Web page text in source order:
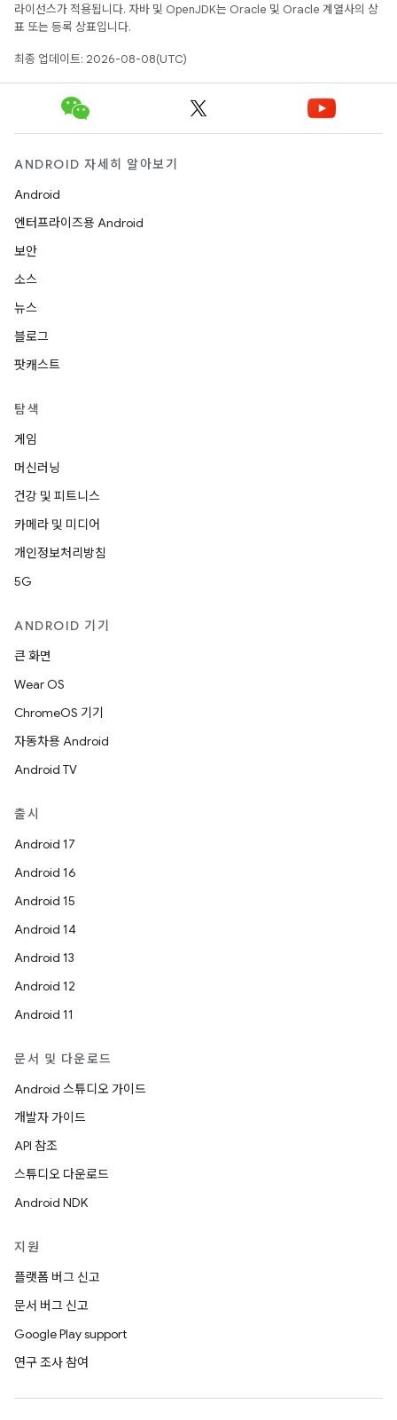
라이선스가 적용됩니다. 자바 및 OpenJDK는 Oracle 및 Oracle 계열사의 상
표 또는 등록 상표입니다.
최종 업데이트: 2026-08-08(UTC)
ANDROID 자세히 알아보기
Android
엔터프라이즈용 Android
보안
소스
뉴스
블로그
팟캐스트
탐색
게임
머신러닝
건강 및 피트니스
카메라 및 미디어
개인정보처리방침
5G
ANDROID 기기
큰 화면
Wear OS
ChromeOS 기기
자동차용 Android
Android TV
출시
Android 17
Android 16
Android 15
Android 14
Android 13
Android 12
Android 11
문서 및 다운로드
Android 스튜디오 가이드
개발자 가이드
API 참조
스튜디오 다운로드
Android NDK
지원
플랫폼 버그 신고
문서 버그 신고
Google Play support
연구 조사 참여